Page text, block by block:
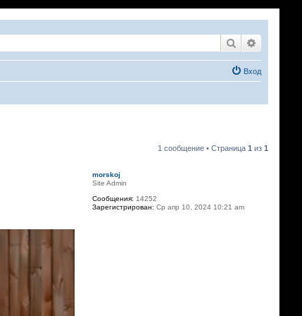
Поиск
Вход
1 сообщение • Страница 1 из 1
morskoj
Site Admin
Сообщения: 14252
Зарегистрирован: Ср апр 10, 2024 10:21 am